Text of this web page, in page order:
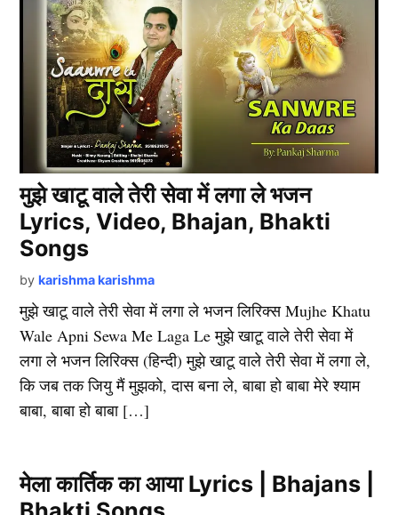
मुझे खाटू वाले तेरी सेवा में लगा ले भजन
Lyrics, Video, Bhajan, Bhakti
Songs
by karishma karishma
मुझे खाटू वाले तेरी सेवा में लगा ले भजन लिरिक्स Mujhe Khatu
Wale Apni Sewa Me Laga Le मुझे खाटू वाले तेरी सेवा में
लगा ले भजन लिरिक्स (हिन्दी) मुझे खाटू वाले तेरी सेवा में लगा ले,
कि जब तक जियु मैं मुझको, दास बना ले, बाबा हो बाबा मेरे श्याम
बाबा, बाबा हो बाबा […]
मेला कार्तिक का आया Lyrics | Bhajans |